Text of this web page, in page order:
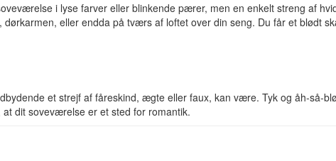
i lyse farver eller blinkende pærer, men en enkelt streng af
eller endda på tværs af loftet over din seng. Du får et blødt
et strejf af fåreskind, ægte eller faux, kan være. Tyk og åh-så-
dit soveværelse er et sted for romantik.